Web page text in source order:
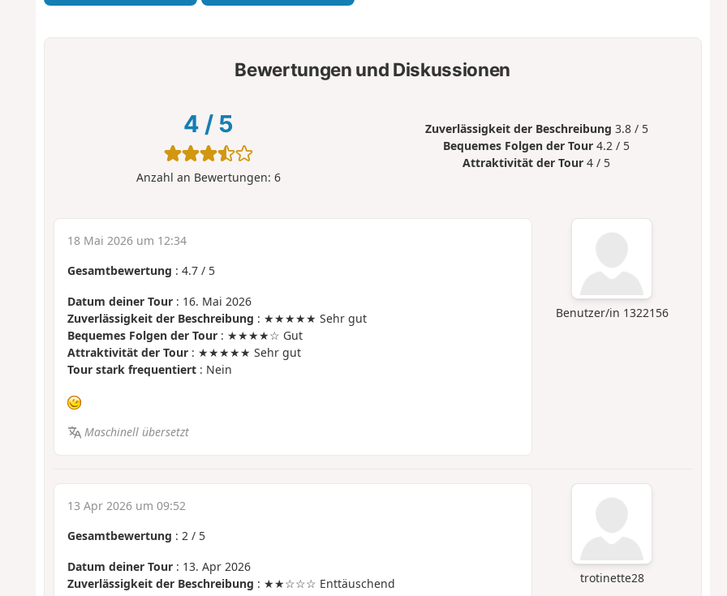
Bewertungen und Diskussionen
4 / 5
Anzahl an Bewertungen: 6
Zuverlässigkeit der Beschreibung 3.8 / 5
Bequemes Folgen der Tour 4.2 / 5
Attraktivität der Tour 4 / 5
Benutzer/in 1322156
18 Mai 2026 um 12:34
Gesamtbewertung : 4.7/ 5
Datum deiner Tour: 16. Mai 2026
Zuverlässigkeit der Beschreibung : ★★★★★ Sehr gut
Bequemes Folgen der Tour: ★★★★☆ Gut
Attraktivität der Tour: ★★★★★ Sehr gut
Tour stark frequentiert: Nein
Maschinell übersetzt
trotinette28
13 Apr 2026 um 09:52
Gesamtbewertung : 2/ 5
Datum deiner Tour: 13. Apr 2026
Zuverlässigkeit der Beschreibung : ★★☆☆☆ Enttäuschend